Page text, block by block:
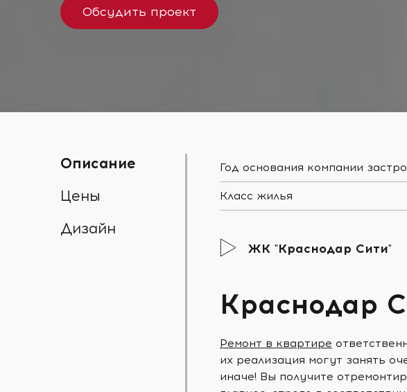
Обсудить проект
Описание
Цены
Дизайн
Год основания компании
Класс жилья
ЖК "Краснодар Сити"
Краснодар
Ремонт в квартире
их реализация могут занять
иначе! Вы получите